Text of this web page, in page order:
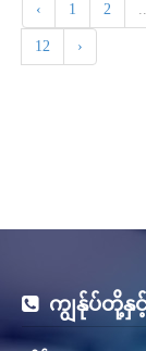
‹ 1 2
12 ›
ကျွန်ုပ်တို့နှ